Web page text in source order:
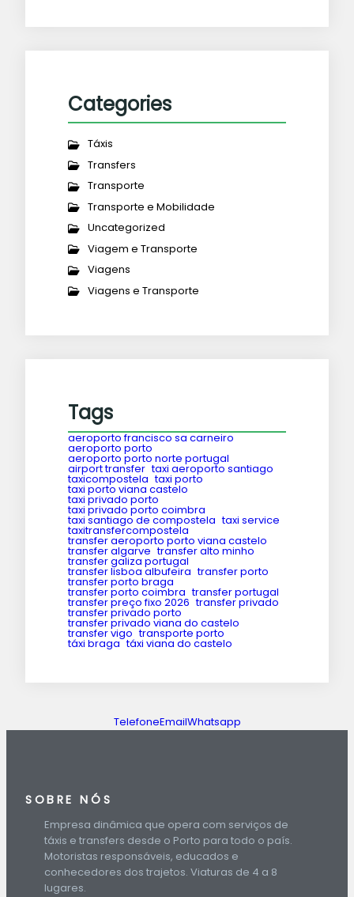
Categories
Táxis
Transfers
Transporte
Transporte e Mobilidade
Uncategorized
Viagem e Transporte
Viagens
Viagens e Transporte
Tags
aeroporto francisco sa carneiro
aeroporto porto
aeroporto porto norte portugal
airport transfer taxi aeroporto santiago
taxicompostela taxi porto
taxi porto viana castelo
taxi privado porto
taxi privado porto coimbra
taxi santiago de compostela taxi service
taxitransfercompostela
transfer aeroporto porto viana castelo
transfer algarve transfer alto minho
transfer galiza portugal
transfer lisboa albufeira transfer porto
transfer porto braga
transfer porto coimbra transfer portugal
transfer preço fixo 2026 transfer privado
transfer privado porto
transfer privado viana do castelo
transfer vigo transporte porto
táxi braga táxi viana do castelo
TelefoneEmailWhatsapp
SOBRE NÓS
Empresa dinâmica que opera com serviços de
táxis e transfers desde o Porto para todo o país.
Motoristas responsáveis, educados e
conhecedores dos trajetos. Viaturas de 4 a 8
lugares.